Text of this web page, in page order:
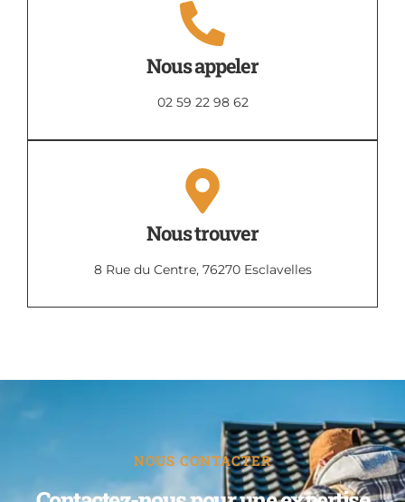
Nous appeler
02 59 22 98 62
Nous trouver
8 Rue du Centre, 76270 Esclavelles
NOUS CONTACTER